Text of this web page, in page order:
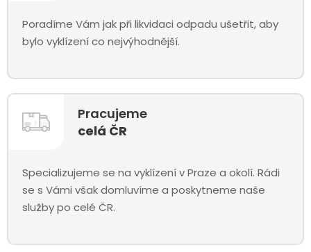
Poradíme Vám jak při likvidaci odpadu ušetřit, aby
bylo vyklízení co nejvýhodnější.
Pracujeme
celá ČR
Specializujeme se na vyklízení v Praze a okolí. Rádi
se s Vámi však domluvíme a poskytneme naše
služby po celé ČR.